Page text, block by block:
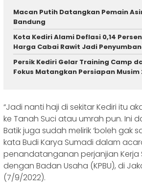
Macan Putih Datangkan Pemain
Bandung
Kota Kediri Alami Deflasi 0,14
Harga Cabai Rawit Jadi
Persik Kediri Gelar Training Camp
Fokus Matangkan Persiapan Musim
“Jadi nanti haji di sekitar Kediri itu
ke Tanah Suci atau umrah pun. Ini
Batik juga sudah melirik ‘boleh gak
kata Budi Karya Sumadi dalam
penandatanganan perjanjian Kerja
dengan Badan Usaha (KPBU), di
(7/9/2022).